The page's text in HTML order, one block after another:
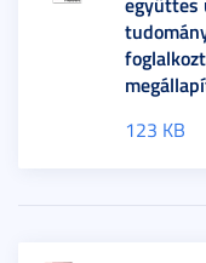
123 KB